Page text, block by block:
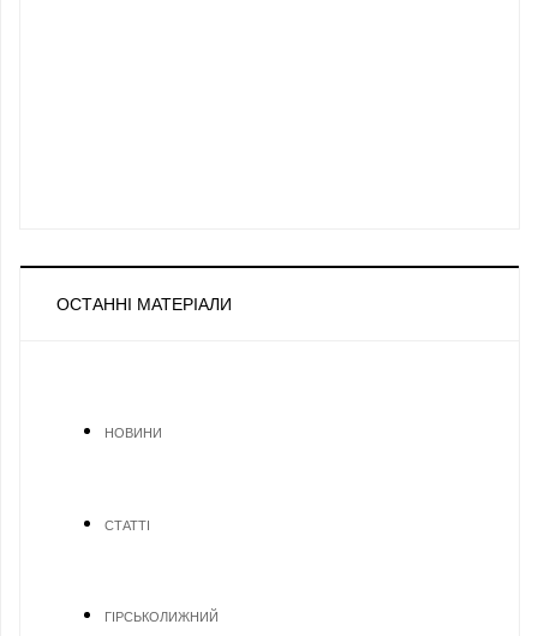
ОСТАННІ МАТЕРІАЛИ
НОВИНИ
СТАТТІ
ГІРСЬКОЛИЖНИЙ